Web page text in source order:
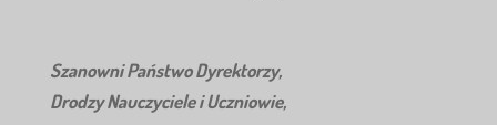
Szanowni Państwo Dyrektorzy,
Drodzy Nauczyciele i Uczniowie,